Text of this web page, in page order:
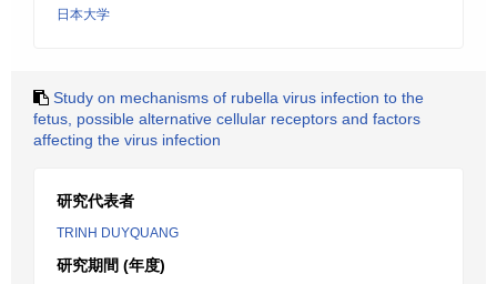
日本大学
Study on mechanisms of rubella virus infection to the
fetus, possible alternative cellular receptors and factors
affecting the virus infection
研究代表者
TRINH DUYQUANG
研究期間 (年度)